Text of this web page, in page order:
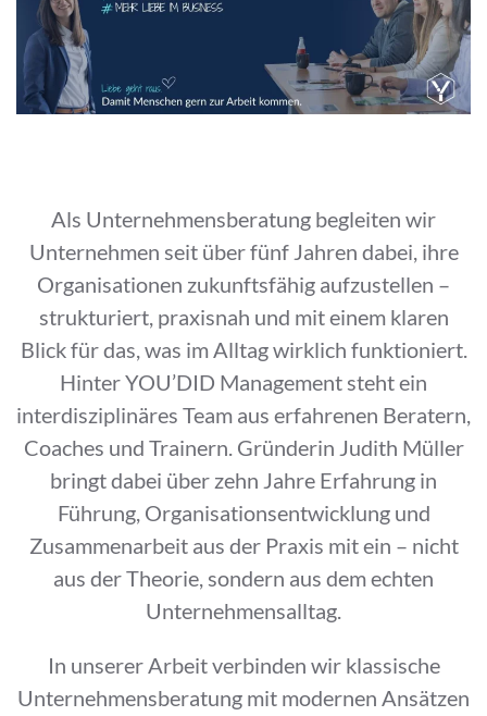
Unser Ansatz
Als Unternehmensberatung begleiten wir
Unternehmen seit über fünf Jahren dabei, ihre
Organisationen zukunftsfähig aufzustellen –
strukturiert, praxisnah und mit einem klaren
Blick für das, was im Alltag wirklich funktioniert.
Hinter YOU’DID Management steht ein
interdisziplinäres Team aus erfahrenen Beratern,
Coaches und Trainern. Gründerin Judith Müller
bringt dabei über zehn Jahre Erfahrung in
Führung, Organisationsentwicklung und
Zusammenarbeit aus der Praxis mit ein – nicht
aus der Theorie, sondern aus dem echten
Unternehmensalltag.
In unserer Arbeit verbinden wir klassische
Unternehmensberatung mit modernen Ansätzen